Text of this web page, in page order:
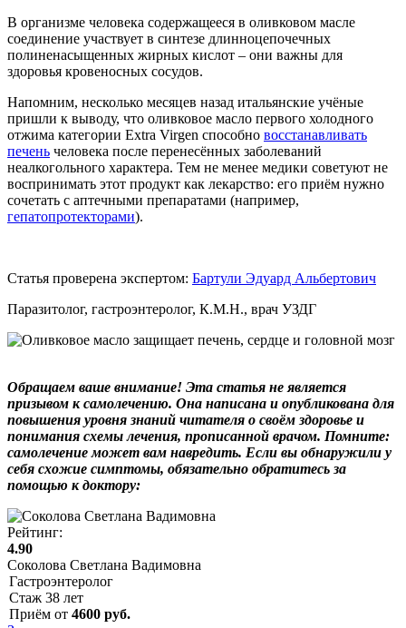
В организме человека содержащееся в оливковом масле
соединение участвует в синтезе длинноцепочечных
полиненасыщенных жирных кислот – они важны для
здоровья кровеносных сосудов.
Напомним, несколько месяцев назад итальянские учёные
пришли к выводу, что оливковое масло первого холодного
отжима категории Extra Virgen способно восстанавливать
печень человека после перенесённых заболеваний
неалкогольного характера. Тем не менее медики советуют не
воспринимать этот продукт как лекарство: его приём нужно
сочетать с аптечными препаратами (например,
гепатопротекторами).
Статья проверена экспертом: Бартули Эдуард Альбертович
Паразитолог, гастроэнтеролог, К.М.Н., врач УЗДГ
Обращаем ваше внимание! Эта статья не является
призывом к самолечению. Она написана и опубликована для
повышения уровня знаний читателя о своём здоровье и
понимания схемы лечения, прописанной врачом. Помните:
самолечение может вам навредить. Если вы обнаружили у
себя схожие симптомы, обязательно обратитесь за
помощью к доктору:
Рейтинг:
4.90
Соколова Светлана Вадимовна
Гастроэнтеролог
Стаж 38 лет
Приём от 4600 руб.